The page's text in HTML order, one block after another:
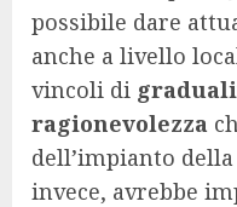
possibile dare
anche a livello
vincoli di
ragionevolezza
dell’impianto
invece, avrebbe